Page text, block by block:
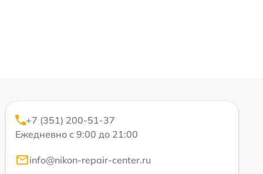
+7 (351) 200-51-37
Ежедневно с 9:00 до 21:00
info@nikon-repair-center.ru